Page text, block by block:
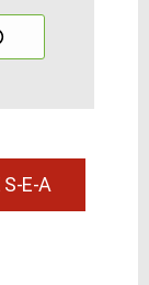
S-E-A